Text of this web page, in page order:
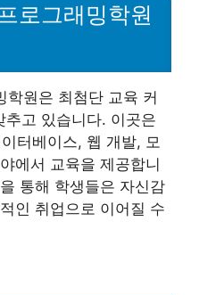
로그래밍학원
학원은 최첨단 교육 커
고 있습니다. 이곳은
터베이스, 웹 개발, 모
에서 교육을 제공합니
통해 학생들은 자신감
인 취업으로 이어질 수